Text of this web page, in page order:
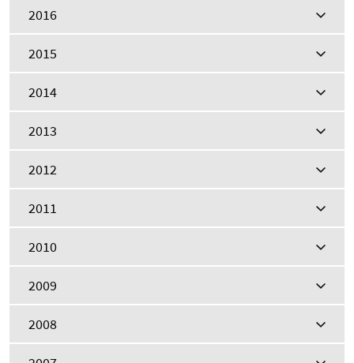
2016
2015
2014
2013
2012
2011
2010
2009
2008